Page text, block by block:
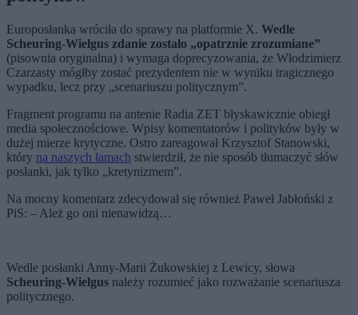
Europosłanka wróciła do sprawy na platformie X. Wedle
Scheuring-Wielgus zdanie zostało „opatrznie zrozumiane”
(pisownia oryginalna) i wymaga doprecyzowania, że Włodzimierz
Czarzasty mógłby zostać prezydentem nie w wyniku tragicznego
wypadku, lecz przy „scenariuszu politycznym”.
Fragment programu na antenie Radia ZET błyskawicznie obiegł
media społecznościowe. Wpisy komentatorów i polityków były w
dużej mierze krytyczne. Ostro zareagował Krzysztof Stanowski,
który na naszych łamach stwierdził, że nie sposób tłumaczyć słów
posłanki, jak tylko „kretynizmem”.
Na mocny komentarz zdecydował się również Paweł Jabłoński z
PiS: – Ależ go oni nienawidzą…
Wedle posłanki Anny-Marii Żukowskiej z Lewicy, słowa
Scheuring-Wielgus należy rozumieć jako rozważanie scenariusza
politycznego.